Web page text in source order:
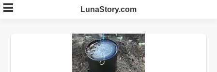
Skip
to
LunaStory.com